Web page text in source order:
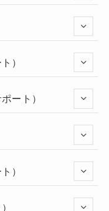
）
ート）
）